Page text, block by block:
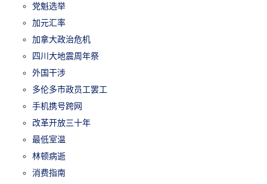
党魁选举
加元汇率
加拿大政治危机
四川大地震周年祭
外国干涉
多伦多市政员工罢工
手机携号跨网
改革开放三十年
最低室温
林顿病逝
消费指南